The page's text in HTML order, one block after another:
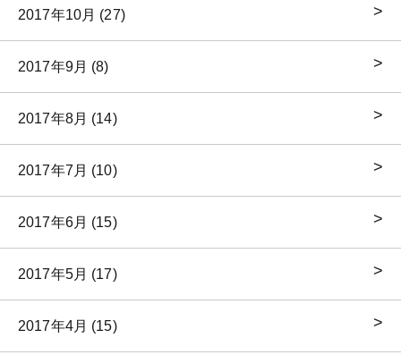
2017年10月 (27)
2017年9月 (8)
2017年8月 (14)
2017年7月 (10)
2017年6月 (15)
2017年5月 (17)
2017年4月 (15)